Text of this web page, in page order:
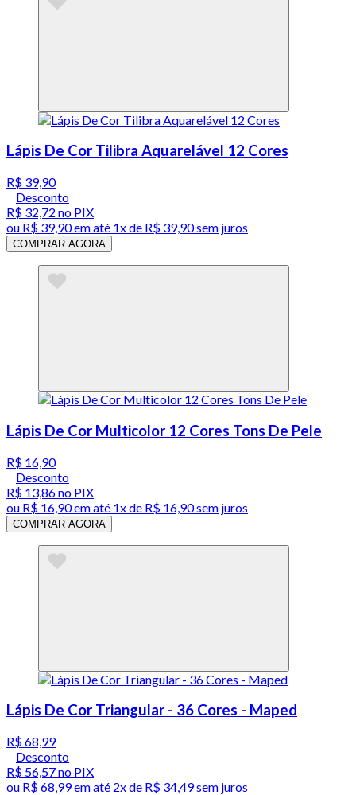
Lápis De Cor Tilibra Aquarelável 12 Cores
R$ 39,90
Desconto
R$ 32,72 no PIX
ou R$ 39,90em até 1x de R$ 39,90sem juros
COMPRAR AGORA
Lápis De Cor Multicolor 12 Cores Tons De Pele
R$ 16,90
Desconto
R$ 13,86no PIX
ou R$ 16,90em até 1x de R$ 16,90sem juros
COMPRAR AGORA
Lápis De Cor Triangular - 36 Cores - Maped
R$ 68,99
Desconto
R$ 56,57no PIX
ou R$ 68,99em até 2x de R$ 34,49 sem juros